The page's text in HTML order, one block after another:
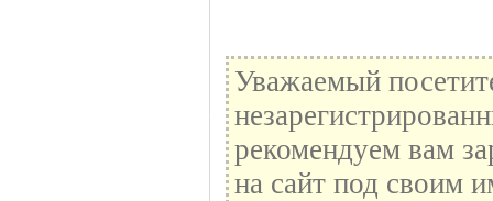
Уважаемый
рекомендуем вам
на сайт под своим